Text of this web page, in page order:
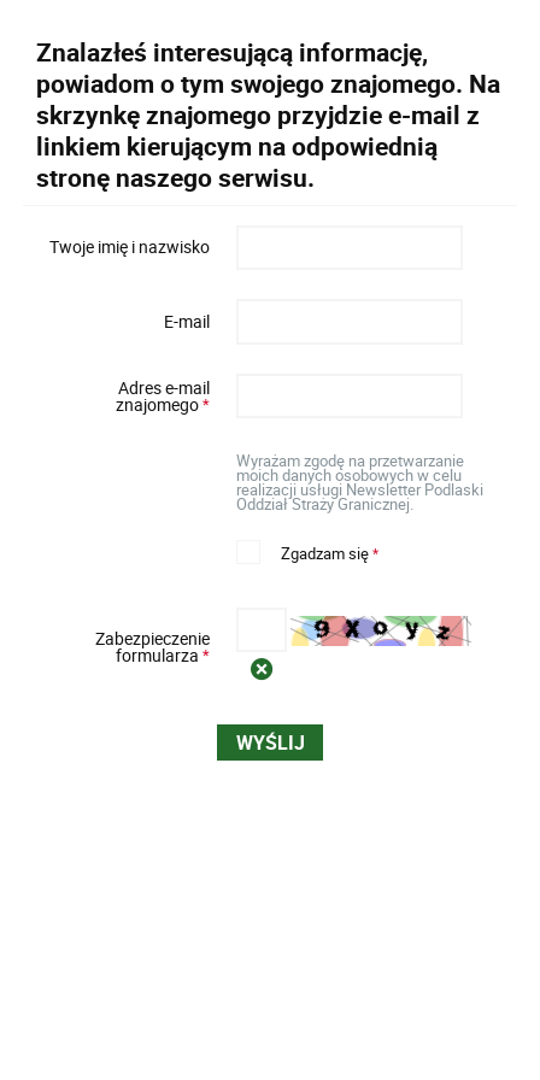
Znalazłeś interesującą informację,
powiadom o tym swojego znajomego. Na
skrzynkę znajomego przyjdzie e-mail z
linkiem kierującym na odpowiednią
stronę naszego serwisu.
Twoje imię i nazwisko
E-mail
Adres e-mail
znajomego*
Wyrażam zgodę na przetwarzanie
moich danych osobowych w celu
realizacji usługi Newsletter Podlaski
Oddział Straży Granicznej.
Zgadzam się*
Zabezpieczenie
formularza*